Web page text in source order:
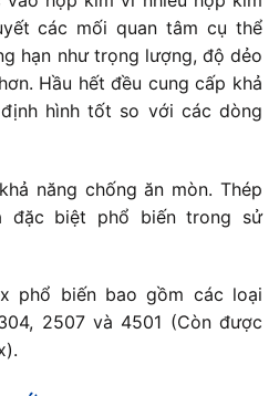
các mối quan tâm cụ thể
hạn như trọng lượng, độ dẻo
Hầu hết đều cung cấp khả
hình tốt so với các dòng
năng chống ăn mòn. Thép
đặc biệt phổ biến trong sử
phổ biến bao gồm các loại
2507 và 4501 (Còn được